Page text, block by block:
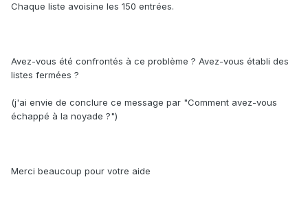
Chaque liste avoisine les 150 entrées.
Avez-vous été confrontés à ce problème ? Avez-vous établi des
listes fermées ?
(j'ai envie de conclure ce message par "Comment avez-vous
échappé à la noyade ?")
Merci beaucoup pour votre aide